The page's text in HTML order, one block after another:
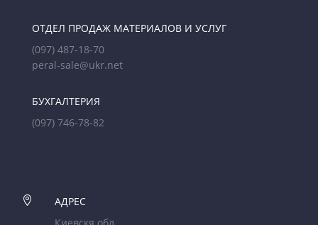
ОТДЕЛ ПРОДАЖ МАТЕРИАЛОВ И УСЛУГ
(097) 487-18-70
peral-sale@ukr.net
БУХГАЛТЕРИЯ
(097) 746-78-82

АДРЕС